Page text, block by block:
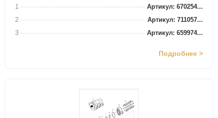
1
Артикул: 670254...
2
Артикул: 711057...
3
Артикул: 659974...
Подробнее >